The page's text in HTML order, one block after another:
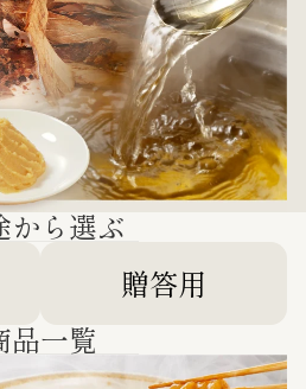
から選ぶ
贈答用
品一覧